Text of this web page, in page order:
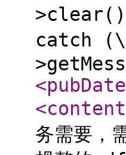
catch
<pubDate